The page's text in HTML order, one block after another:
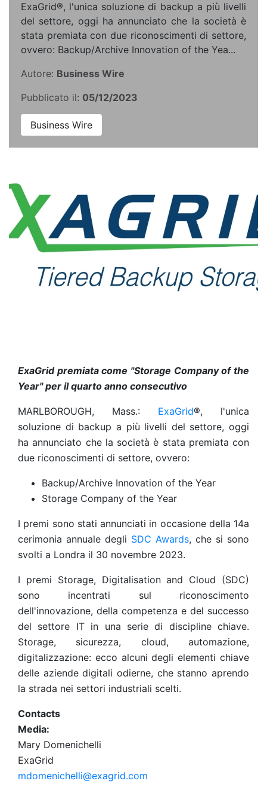
ExaGrid®, l'unica soluzione di backup a più livelli
del settore, oggi ha annunciato che la società è
stata premiata con due riconoscimenti di settore,
ovvero: Backup/Archive Innovation of the Yea...
Autore: Business Wire
Pubblicato il: 05/12/2023
Business Wire
ExaGrid premiata come "Storage Company of the
Year" per il quarto anno consecutivo
MARLBOROUGH, Mass.: ExaGrid®, l'unica
soluzione di backup a più livelli del settore, oggi
ha annunciato che la società è stata premiata con
due riconoscimenti di settore, ovvero:
Backup/Archive Innovation of the Year
Storage Company of the Year
I premi sono stati annunciati in occasione della 14a
cerimonia annuale degli SDC Awards, che si sono
svolti a Londra il 30 novembre 2023.
I premi Storage, Digitalisation and Cloud (SDC)
sono incentrati sul riconoscimento
dell'innovazione, della competenza e del successo
del settore IT in una serie di discipline chiave.
Storage, sicurezza, cloud, automazione,
digitalizzazione: ecco alcuni degli elementi chiave
delle aziende digitali odierne, che stanno aprendo
la strada nei settori industriali scelti.
Contacts
Media:
Mary Domenichelli
ExaGrid
mdomenichelli@exagrid.com